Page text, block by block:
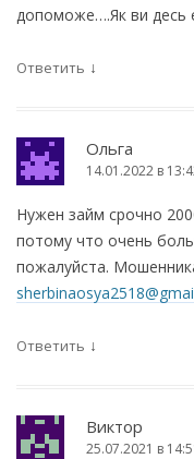
допоможе….Як ви десь
Ответить ↓
Ольга
14.01.2022 в
Нужен займ срочно
потому что очень
пожалуйста.
Ответить ↓
Виктор
25.07.2021 в